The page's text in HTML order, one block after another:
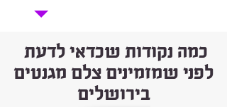
לפני שמזמינים צלם מגנטים
בירושלים